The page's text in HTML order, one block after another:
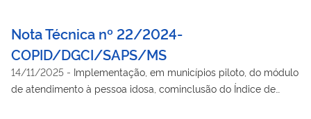
Eletrônico do Cidadão (PEC eSUS APS).
Nota Técnica nº 22/2024-
COPID/DGCI/SAPS/MS
14/11/2025 - Implementação, em municípios piloto, do módulo
de atendimento à pessoa idosa, cominclusão do Índice de